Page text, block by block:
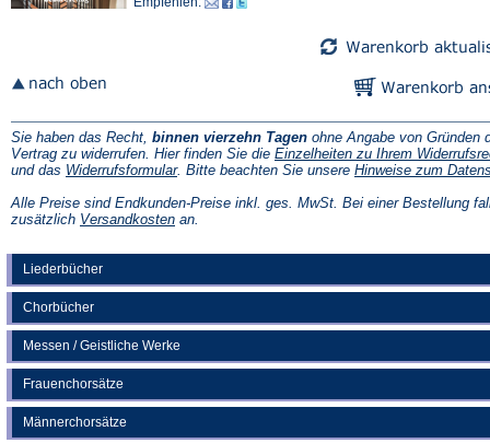
Liederbücher
Chorbücher
Messen / Geistliche Werke
Frauenchorsätze
Männerchorsätze
Sie haben das Recht, binnen vierzehn Tagen ohne Angabe von Gründen
Vertrag zu widerrufen. Hier finden Sie die Einzelheiten zu Ihrem
und das Widerrufsformular(Öffnet
einem
neuen
. Bitte beachten Sie unsere Hinweise zum
Alle Preise sind Endkunden-Preise inkl. ges. MwSt. Bei einer Bestellung
zusätzlich Versandkosten(Öffnet
an.